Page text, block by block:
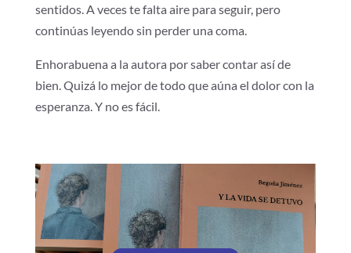
sentidos. A veces te falta aire para seguir, pero
continúas leyendo sin perder una coma.
Enhorabuena a la autora por saber contar así de
bien. Quizá lo mejor de todo que aúna el dolor con la
esperanza. Y no es fácil.